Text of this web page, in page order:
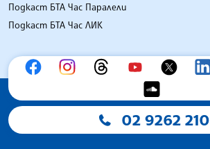
Подкаст БТА Час Паралели
Подкаст БТА Час ЛИК
02 9262 210